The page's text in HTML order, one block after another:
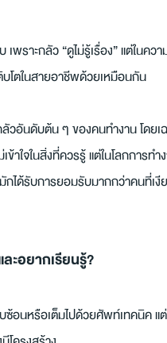
พราะกลัว “ดูไม่รู้เรื่อง” แต่ในค
บโตในสายอาชีพด้วยเหมือนกัน
วอันดับต้น ๆ ของคนทำงาน โดย
เข้าใจในสิ่งที่ควรรู้ แต่ในโลกกา
ได้รับการยอมรับมากกว่าคนที่เงี
ะอยากเรียนรู้?
อนหรือเต็มไปด้วยศัพท์เทคนิค